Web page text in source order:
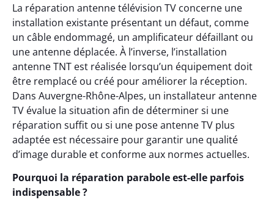
La réparation antenne télévision TV concerne une
installation existante présentant un défaut, comme
un câble endommagé, un amplificateur défaillant ou
une antenne déplacée. À l’inverse, l’installation
antenne TNT est réalisée lorsqu’un équipement doit
être remplacé ou créé pour améliorer la réception.
Dans Auvergne-Rhône-Alpes, un installateur antenne
TV évalue la situation afin de déterminer si une
réparation suffit ou si une pose antenne TV plus
adaptée est nécessaire pour garantir une qualité
d’image durable et conforme aux normes actuelles.
Pourquoi la réparation parabole est-elle parfois
indispensable ?